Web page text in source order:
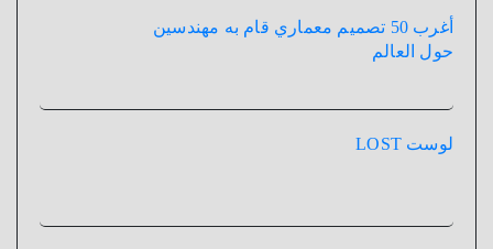
أغرب 50 تصميم معماري قام به مهندسين
حول العالم
لوست LOST